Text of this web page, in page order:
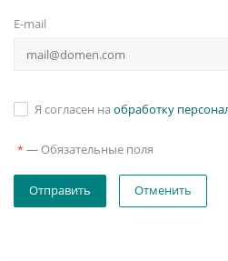
E-mail
Я согласен на обработку
* — Обязательные поля
Отменить